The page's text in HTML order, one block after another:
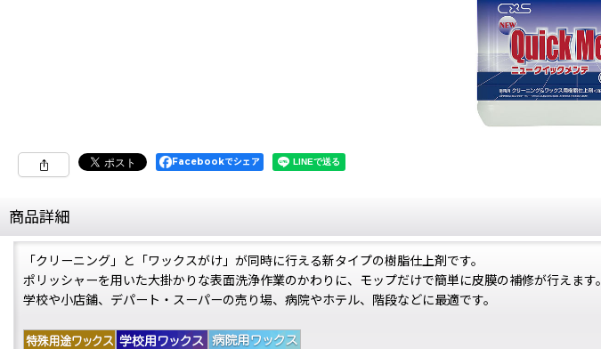
Facebookでシェア
商品詳細
「クリーニング」と「ワックスがけ」が同時に行える新タイプの樹脂仕上剤です。
ポリッシャーを用いた大掛かりな表面洗浄作業のかわりに、モップだけで簡単に皮膜の補修が行えます。
学校や小店鋪、デパート・スーパーの売り場、病院やホテル、階段などに最適です。